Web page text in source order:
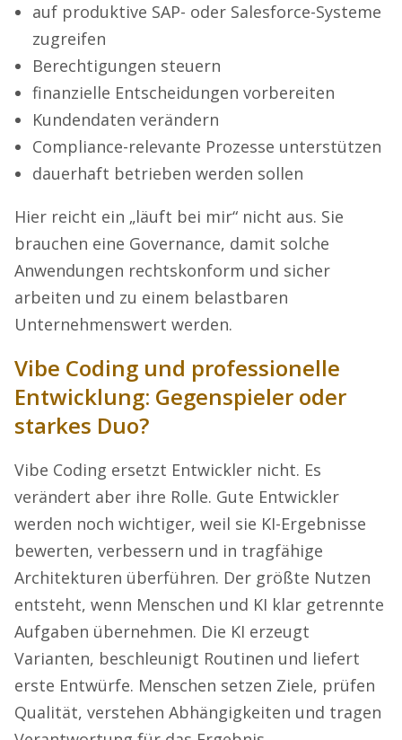
auf produktive SAP- oder Salesforce-Systeme
zugreifen
Berechtigungen steuern
finanzielle Entscheidungen vorbereiten
Kundendaten verändern
Compliance-relevante Prozesse unterstützen
dauerhaft betrieben werden sollen
Hier reicht ein „läuft bei mir“ nicht aus. Sie
brauchen eine Governance, damit solche
Anwendungen rechtskonform und sicher
arbeiten und zu einem belastbaren
Unternehmenswert werden.
Vibe Coding und professionelle
Entwicklung: Gegenspieler oder
starkes Duo?
Vibe Coding ersetzt Entwickler nicht. Es
verändert aber ihre Rolle. Gute Entwickler
werden noch wichtiger, weil sie KI-Ergebnisse
bewerten, verbessern und in tragfähige
Architekturen überführen. Der größte Nutzen
entsteht, wenn Menschen und KI klar getrennte
Aufgaben übernehmen. Die KI erzeugt
Varianten, beschleunigt Routinen und liefert
erste Entwürfe. Menschen setzen Ziele, prüfen
Qualität, verstehen Abhängigkeiten und tragen